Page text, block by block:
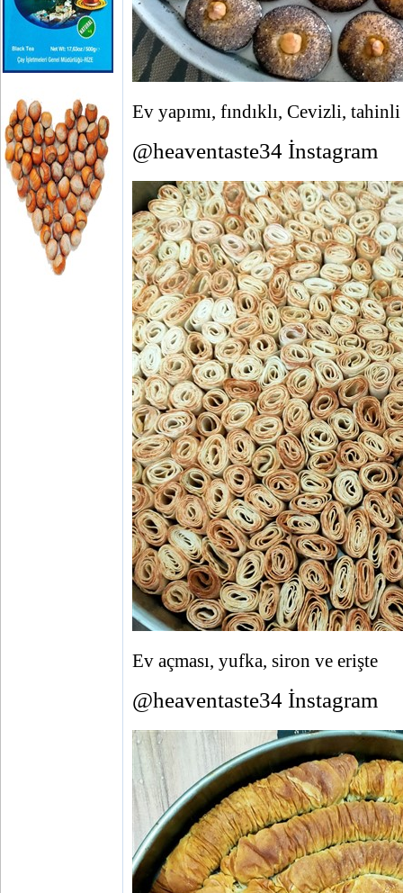
Ev yapımı, fındıklı, Cevizli,
@heaventaste34 İnstagram
Ev açması, yufka, siron ve erişte
@heaventaste34 İnstagram